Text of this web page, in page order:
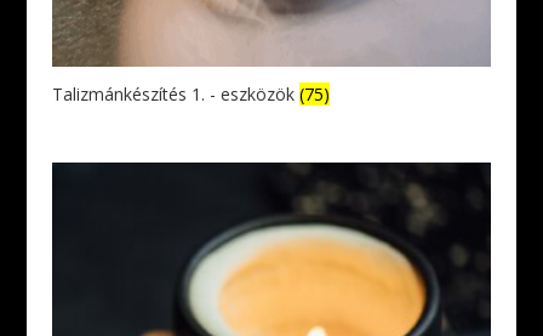
Talizmánkészítés 1. - eszközök (75)